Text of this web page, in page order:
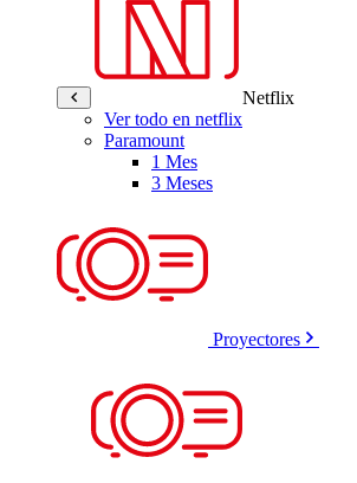
Netflix
Ver todo en netflix
Paramount
1 Mes
3 Meses
Proyectores